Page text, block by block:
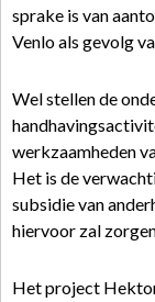
sprake is van
Venlo als gevolg
Wel stellen de
werkzaamheden
Het is de
subsidie van
hiervoor zal
Het project